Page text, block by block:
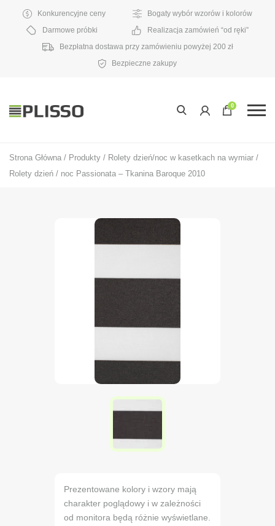
Konkurencyjne ceny
Bogaty wybór wzorów i kolorów
Darmowe próbki
Realizacja zamówień “od ręki”
Bezpłatna dostawa przy zamówieniu powyżej 200 zł
Bezpieczne zakupy
0
Strona Główna / Produkty / Rolety dzień/noc w kasetkach na wymiar /
Rolety dzień / noc Passionata – Tkanina Baroque 2010
Prezentowane kolory i wzory mają
charakter poglądowy i w zależności
od monitora będą różnie wyświetlane.